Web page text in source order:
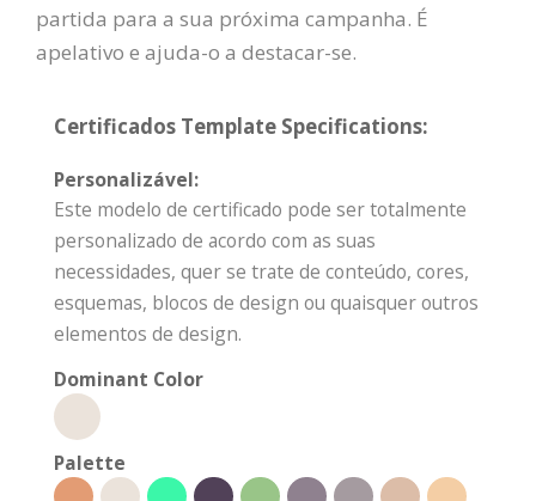
partida para a sua próxima campanha. É
apelativo e ajuda-o a destacar-se.
Certificados Template Specifications:
Personalizável:
Este modelo de certificado pode ser totalmente
personalizado de acordo com as suas
necessidades, quer se trate de conteúdo, cores,
esquemas, blocos de design ou quaisquer outros
elementos de design.
Dominant Color
Palette